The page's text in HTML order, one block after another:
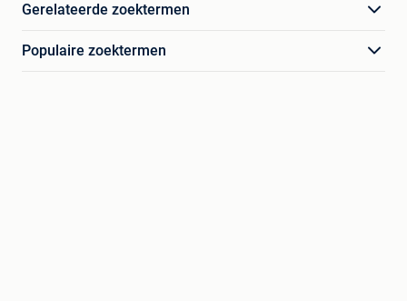
Gerelateerde zoektermen
Populaire zoektermen